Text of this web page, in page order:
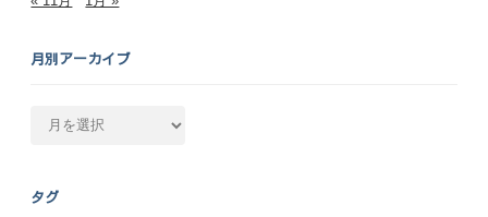
月別アーカイブ
カ
タグ